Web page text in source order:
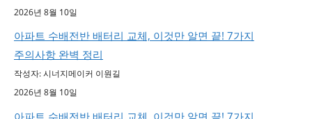
2026년 8월 10일
아파트 수배전반 배터리 교체, 이것만 알면 끝! 7가지
주의사항 완벽 정리
작성자: 시너지메이커 이원길
2026년 8월 10일
아파트 수배전반 배터리 교체, 이것만 알면 끝! 7가지